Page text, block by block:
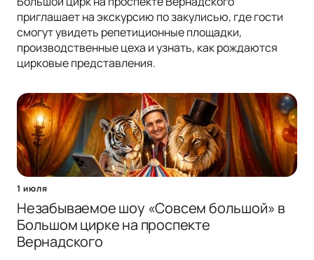
приглашает на экскурсию по закулисью, где гости
смогут увидеть репетиционные площадки,
производственные цеха и узнать, как рождаются
цирковые представления.
1 июля
Незабываемое шоу «Совсем большой» в
Большом цирке на проспекте
Вернадского